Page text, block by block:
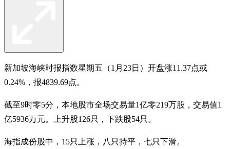
新加坡海峡时报指数星期五（1月23日）开盘涨11.37点或
0.24%，报4839.69点。
截至9时零5分，本地股市全场交易量1亿零219万股，交易值1
亿5936万元。上升股126只，下跌股54只。
海指成份股中，15只上涨，八只持平，七只下滑。